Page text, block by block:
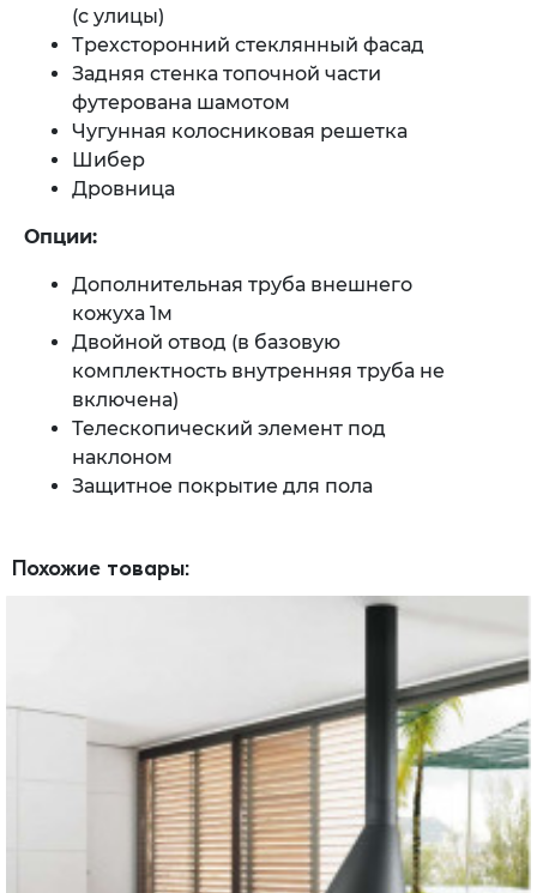
(с улицы)
Трехсторонний стеклянный фасад
Задняя стенка топочной части
футерована шамотом
Чугунная колосниковая решетка
Шибер
Дровница
Опции:
Дополнительная труба внешнего
кожуха 1м
Двойной отвод (в базовую
комплектность внутренняя труба не
включена)
Телескопический элемент под
наклоном
Защитное покрытие для пола
Похожие товары: